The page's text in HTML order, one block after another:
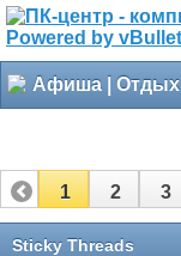
Афиша | Отдых
1 2 3
Sticky Threads